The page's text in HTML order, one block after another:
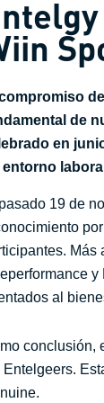
de
en
entorno
19 de
Más
al
conclusión,
Entelgeers.